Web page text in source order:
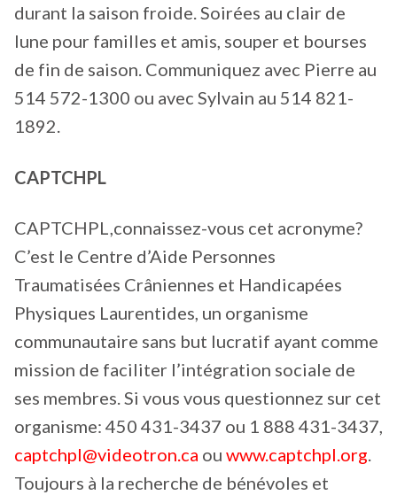
durant la saison froide. Soirées au clair de
lune pour familles et amis, souper et bourses
de fin de saison. Communiquez avec Pierre au
514 572-1300 ou avec Sylvain au 514 821-
1892.
CAPTCHPL
CAPTCHPL,connaissez-vous cet acronyme?
C’est le Centre d’Aide Personnes
Traumatisées Crâniennes et Handicapées
Physiques Laurentides, un organisme
communautaire sans but lucratif ayant comme
mission de faciliter l’intégration sociale de
ses membres. Si vous vous questionnez sur cet
organisme: 450 431-3437 ou 1 888 431-3437,
captchpl@videotron.ca ou www.captchpl.org.
Toujours à la recherche de bénévoles et